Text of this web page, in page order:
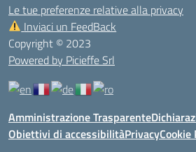
Le tue preferenze relative alla privacy
Inviaci un FeedBack
Copyright © 2023
Powered by Picieffe Srl
Amministrazione Trasparente
Obiettivi di accessibilitàPrivacyCookie